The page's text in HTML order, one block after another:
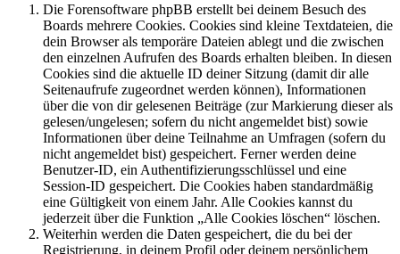
Die Forensoftware phpBB erstellt bei deinem Besuch des
Boards mehrere Cookies. Cookies sind kleine Textdateien, die
dein Browser als temporäre Dateien ablegt und die zwischen
den einzelnen Aufrufen des Boards erhalten bleiben. In diesen
Cookies sind die aktuelle ID deiner Sitzung (damit dir alle
Seitenaufrufe zugeordnet werden können), Informationen
über die von dir gelesenen Beiträge (zur Markierung dieser als
gelesen/ungelesen; sofern du nicht angemeldet bist) sowie
Informationen über deine Teilnahme an Umfragen (sofern du
nicht angemeldet bist) gespeichert. Ferner werden deine
Benutzer-ID, ein Authentifizierungsschlüssel und eine
Session-ID gespeichert. Die Cookies haben standardmäßig
eine Gültigkeit von einem Jahr. Alle Cookies kannst du
jederzeit über die Funktion „Alle Cookies löschen“ löschen.
Weiterhin werden die Daten gespeichert, die du bei der
Registrierung, in deinem Profil oder deinem persönlichem